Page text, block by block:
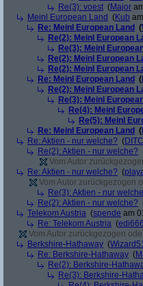
Re(3): voest (Major
Meinl European Land (Kub
Re: Meinl European Land (
Re(2): Meinl European
Re(3): Meinl
Re(2): Meinl European
Re(2): Meinl European
Re: Meinl European Land (
Re(2): Meinl European
Re(3): Meinl
Re(4): Meinl
Re(5): Meinl
Re: Meinl European Land (
Re: Aktien - nur welche? (DITC
Re(2): Aktien - nur welche?
Vom Autor
Re: Aktien - nur welche? (
Vom Autor zurückgezogen
Re(3): Aktien - nur
Re(2): Aktien - nur welche?
Telekom Austria (spende am
Re: Telekom Austria (
Vom Autor zurückgezogen
Berkshire-Hathaway (
Re: Berkshire-Hathaway (
Re(2): Berkshire-
Re(3): Berkshire-